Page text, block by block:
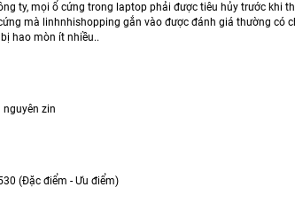
ty, mọi ổ cứng trong laptop phải được tiêu hủy trước khi
mà linhnhishopping gắn vào được đánh giá thường có
hao mòn ít nhiều..
nguyên zin
(Đặc điểm - Ưu điểm)